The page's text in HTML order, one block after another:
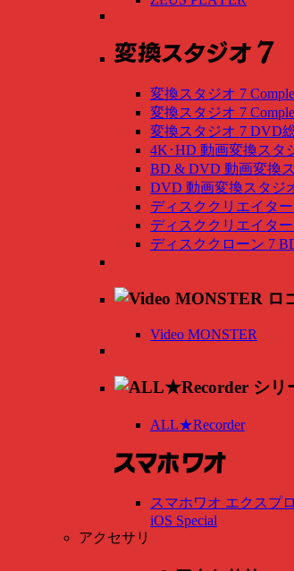
変換スタジオ 7
変換スタジオ 7
変換スタジオ 7 DVD
4K･HD 動画変換スタ
BD & DVD 動画変換
DVD 動画変換スタジ
ディスククリエイタ
ディスククリエイタ
ディスククローン 7
Video MONSTER
ALL★Recorder
スマホワオ エクスプ
iOS Special
アクセサリ